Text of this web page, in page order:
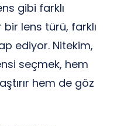
gibi farklı
lens türü, farklı
ediyor. Nitekim,
seçmek, hem
hem de göz